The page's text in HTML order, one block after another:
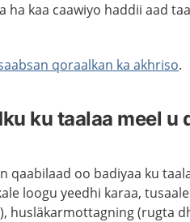
ha kaa caawiyo haddii aad
qoraalkan ka akhriso.
ku taalaa meel u
qaabilaad oo badiyaa ku
loogu yeedhi karaa,
husläkarmottagning (rugta